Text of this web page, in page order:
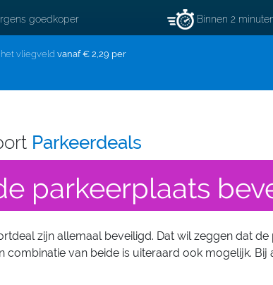
goedkoper Binnen 2
vliegveld vanaf € 2,29 per
Parkeerdeals
parkeerplaats
zijn allemaal beveiligd. Dat wil zeggen dat
van beide is uiteraard ook mogelijk.